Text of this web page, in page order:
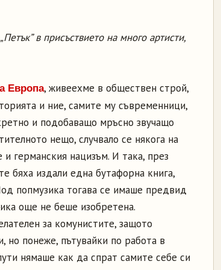
в присъствието на много артисти,
Европа, живеехме в обществен строй,
и ние, самите му съвременници,
и подобаващо мръсно звучащо
нещо, случвало се някога на
германския нацизъм. И така, през
бяха издали една бутафорна книга,
попмузика тогава се имаше предвид
още не беше изобретена.
за комунистите, защото
но понеже, пътувайки по работа в
нямаше как да спрат самите себе си